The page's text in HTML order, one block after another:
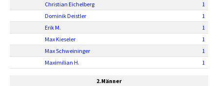
Christian Eichelberg
1
Dominik Deistler
1
Erik M.
1
Max Kieseler
1
Max Schweininger
1
Maximilian H.
1
2.Männer